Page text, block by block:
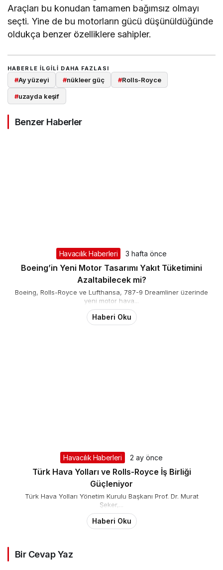
Araçları bu konudan tamamen bağımsız olmayı
seçti. Yine de bu motorların gücü düşünüldüğünde
oldukça benzer özelliklere sahipler.
HABERLE ILGILI DAHA FAZLASI
#Ay yüzeyi #nükleer güç #Rolls-Royce
#uzayda keşif
Benzer Haberler
Havacılık Haberleri 3 hafta önce
Boeing’in Yeni Motor Tasarımı Yakıt Tüketimini
Azaltabilecek mi?
Boeing, Rolls-Royce ve Lufthansa, 787-9 Dreamliner üzerinde
yeni motor hava...
Haberi Oku
Havacılık Haberleri 2 ay önce
Türk Hava Yolları ve Rolls-Royce İş Birliği
Güçleniyor
Türk Hava Yolları Yönetim Kurulu Başkanı Prof. Dr. Murat
Şeker,...
Haberi Oku
Bir Cevap Yaz